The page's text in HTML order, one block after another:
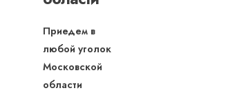
Приедем в
любой уголок
Московской
области